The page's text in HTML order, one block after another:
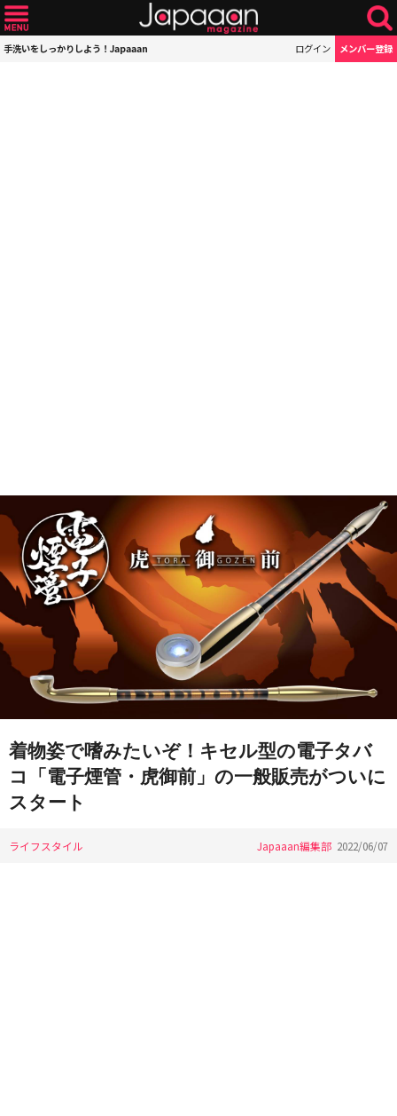
手洗いをしっかりしよう！Japaaan ログイン メンバー登録
着物姿で嗜みたいぞ！キセル型の電子タバ
コ「電子煙管・虎御前」の一般販売がついに
スタート
ライフスタイル Japaaan編集部 2022/06/07